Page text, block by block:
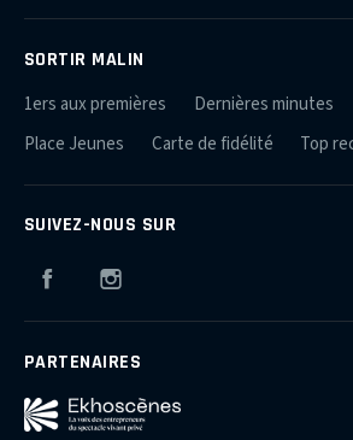
SORTIR MALIN
1ers aux premières Dernières minutes
Place Jeunes
Carte de fidélité Top
SUIVEZ-NOUS SUR
Facebook
PARTENAIRES